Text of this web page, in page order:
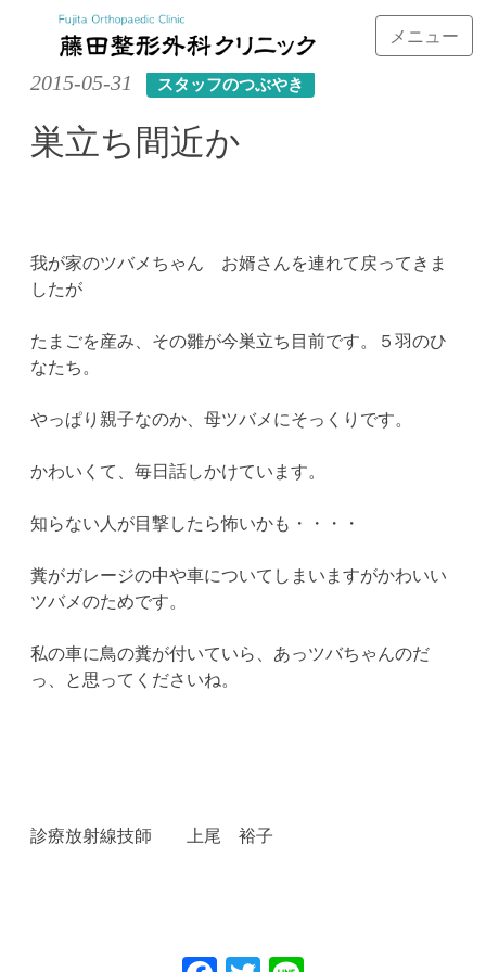
メニュー
2015-05-31 スタッフのつぶやき
巣立ち間近か
我が家のツバメちゃん お婿さんを連れて戻ってきま
したが
たまごを産み、その雛が今巣立ち目前です。５羽のひ
なたち。
やっぱり親子なのか、母ツバメにそっくりです。
かわいくて、毎日話しかけています。
知らない人が目撃したら怖いかも・・・・
糞がガレージの中や車についてしまいますがかわいい
ツバメのためです。
私の車に鳥の糞が付いていら、あっツバちゃんのだ
っ、と思ってくださいね。
診療放射線技師 上尾 裕子